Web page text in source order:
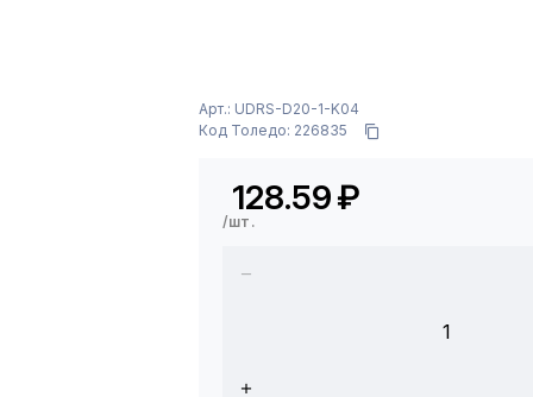
Арт.: UDRS-D20-1-K04
Код Толедо: 226835
128.59₽
/шт.
1